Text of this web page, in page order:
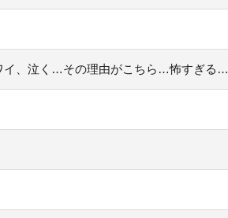
イ、泣く…その理由がこちら…怖すぎる…